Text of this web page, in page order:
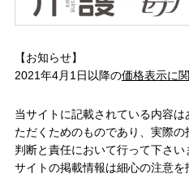
【お知らせ】
2021年4月1日以降の価格表示に
当サイトに記載されている内容
ただくためのものであり、実際
判断と責任において行って下さ
サイトの掲載情報は細心の注意